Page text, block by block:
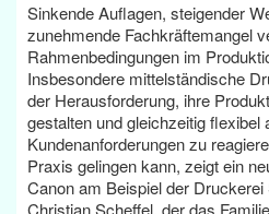
Sinkende Auflagen, steigender
zunehmende Fachkräftemangel
Rahmenbedingungen im
Insbesondere mittelständische
der Herausforderung, ihre
gestalten und gleichzeitig flexibel
Kundenanforderungen zu
Praxis gelingen kann, zeigt ein
Canon am Beispiel der
Christian Scheffel, der das